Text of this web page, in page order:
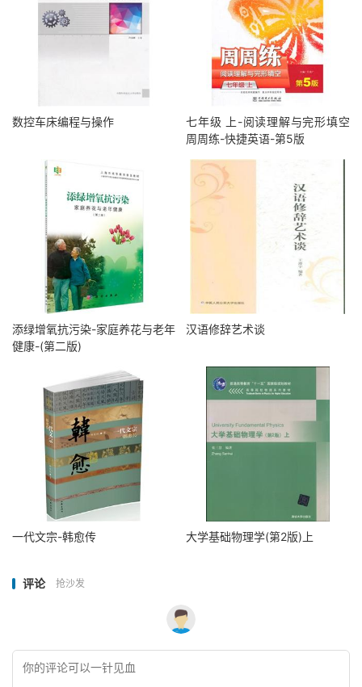
数控车床编程与操作
七年级 上-阅读理解与完形填空
周周练-快捷英语-第5版
添绿增氧抗污染-家庭养花与老年
健康-(第二版)
汉语修辞艺术谈
一代文宗-韩愈传 大学基础物理学(第2版)上
评论 抢沙发